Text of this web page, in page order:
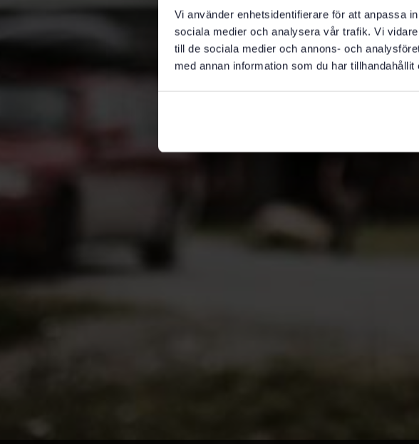
Vi använder enhetsidentifierare för att anpassa
sociala medier och analysera vår trafik. Vi
till de sociala medier och annons- och
med annan information som du har